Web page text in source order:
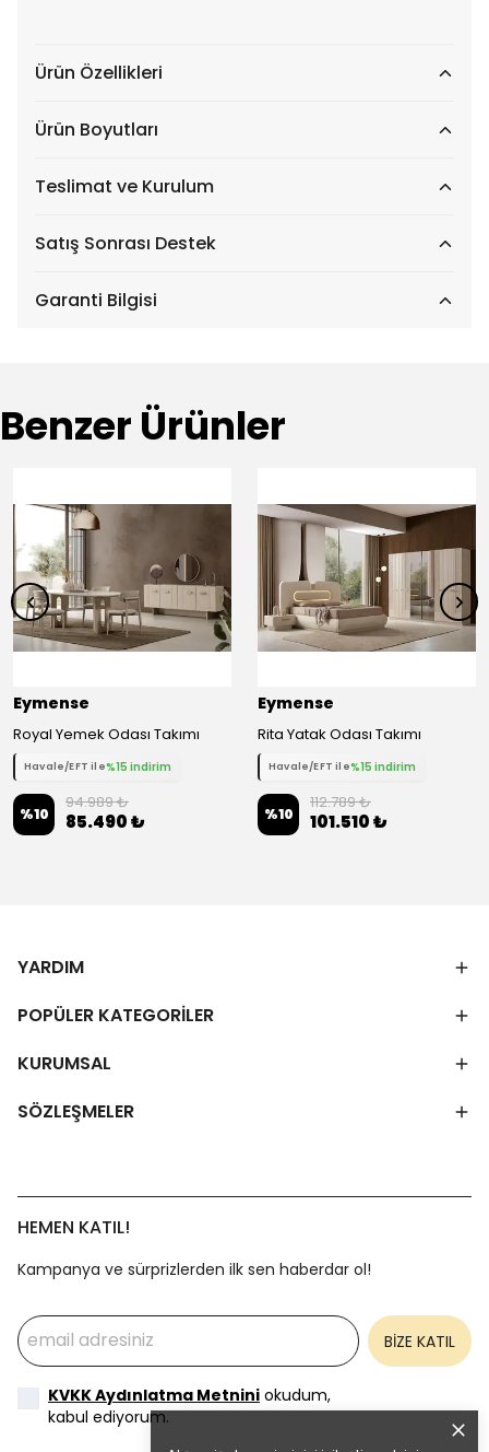
Ürün Özellikleri
Ürün Boyutları
Teslimat ve Kurulum
Satış Sonrası Destek
Garanti Bilgisi
Benzer Ürünler
Eymense
Royal Yemek Odası Takımı
Havale/EFT ile%15 indirim
%10
94.989 ₺
85.490 ₺
Eymense
Rita Yatak Odası Takımı
Havale/EFT ile%15 indirim
%10
112.789 ₺
101.510 ₺
YARDIM
POPÜLER KATEGORİLER
KURUMSAL
SÖZLEŞMELER
HEMEN KATIL!
Kampanya ve sürprizlerden ilk sen haberdar ol!
BİZE KATIL
KVKK Aydınlatma Metnini okudum,
kabul ediyorum.